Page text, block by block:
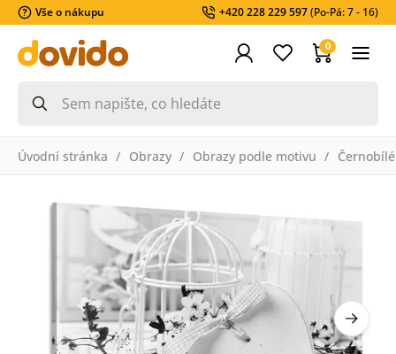
Vše o nákupu +420 228 229 597(Po-Pá: 7 - 16)
0
Úvodní stránka Obrazy Obrazy podle motivu